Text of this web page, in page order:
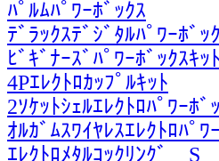
ﾊﾟﾙﾑﾊﾟﾜｰﾎﾞｯｸｽ
ﾃﾞﾗｯｸｽﾃﾞｼﾞﾀﾙﾊﾟﾜｰﾎﾞｯ
ﾋﾞｷﾞﾅｰｽﾞﾊﾟﾜｰﾎﾞｯｸｽｷｯﾄ
4Pｴﾚｸﾄﾛｶｯﾌﾟﾙｷｯﾄ
2ｿｹｯﾄｼｪﾙｴﾚｸﾄﾛﾊﾟﾜｰﾎﾞ
ｵﾙｶﾞﾑｽﾜｲﾔﾚｽｴﾚｸﾄﾛﾊﾟﾜ
ｴﾚｸﾄﾛﾒﾀﾙｺｯｸﾘﾝｸﾞ S